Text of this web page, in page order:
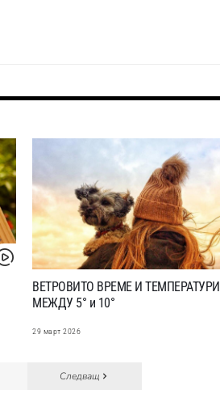
ВЕТРОВИТО ВРЕМЕ И ТЕМПЕРАТУРИ
МЕЖДУ 5° и 10°
29 март 2026
Следващ